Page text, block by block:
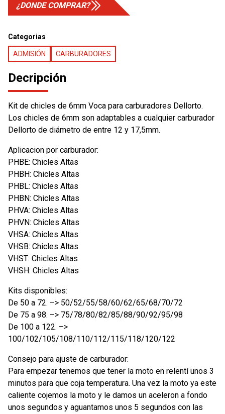
¿DONDE COMPRAR?
Categorias
ADMISIÓN CARBURADORES
Decripción
Kit de chicles de 6mm Voca para carburadores Dellorto.
Los chicles de 6mm son adaptables a cualquier carburador
Dellorto de diámetro de entre 12 y 17,5mm.
Aplicacion por carburador:
PHBE: Chicles Altas
PHBH: Chicles Altas
PHBL: Chicles Altas
PHBN: Chicles Altas
PHVA: Chicles Altas
PHVN: Chicles Altas
VHSA: Chicles Altas
VHSB: Chicles Altas
VHST: Chicles Altas
VHSH: Chicles Altas
Kits disponibles:
De 50 a 72. –> 50/52/55/58/60/62/65/68/70/72
De 75 a 98. –> 75/78/80/82/85/88/90/92/95/98
De 100 a 122. –>
100/102/105/108/110/112/115/118/120/122
Consejo para ajuste de carburador:
Para empezar tenemos que tener la moto en relentí unos 3
minutos para que coja temperatura. Una vez la moto ya este
caliente cojemos la moto y le damos un aceleron a fondo
unos segundos y aguantamos unos 5 segundos con las